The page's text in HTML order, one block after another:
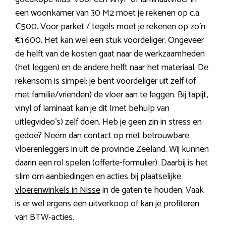
een woonkamer van 30 M2 moet je rekenen op c.a.
€500. Voor parket / tegels moet je rekenen op zo’n
€1.600. Het kan wel een stuk voordeliger. Ongeveer
de helft van de kosten gaat naar de werkzaamheden
(het leggen) en de andere helft naar het materiaal. De
rekensom is simpel: je bent voordeliger uit zelf (of
met familie/vrienden) de vloer aan te leggen. Bij tapijt,
vinyl of laminaat kan je dit (met behulp van
uitlegvideo’s) zelf doen. Heb je geen zin in stress en
gedoe? Neem dan contact op met betrouwbare
vloerenleggers in uit de provincie Zeeland. Wij kunnen
daarin een rol spelen (offerte-formulier). Daarbij is het
slim om aanbiedingen en acties bij plaatselijke
vloerenwinkels in Nissein de gaten te houden. Vaak
is er wel ergens een uitverkoop of kan je profiteren
van BTW-acties.